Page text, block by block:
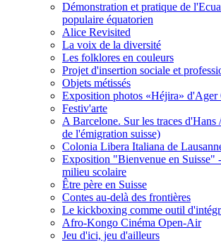
Démonstration et pratique de
populaire équatorien
Alice Revisited
La voix de la diversité
Les folklores en couleurs
Projet d'insertion sociale et
Objets métissés
Exposition photos «Héjira» d'Ager
Festiv'arte
A Barcelone. Sur les traces d'Hans
de l'émigration suisse)
Colonia Libera Italiana de
Exposition "Bienvenue en Suisse"
milieu scolaire
Être père en Suisse
Contes au-delà des frontières
Le kickboxing comme outil
Afro-Kongo Cinéma Open-Air
Jeu d'ici, jeu d'ailleurs